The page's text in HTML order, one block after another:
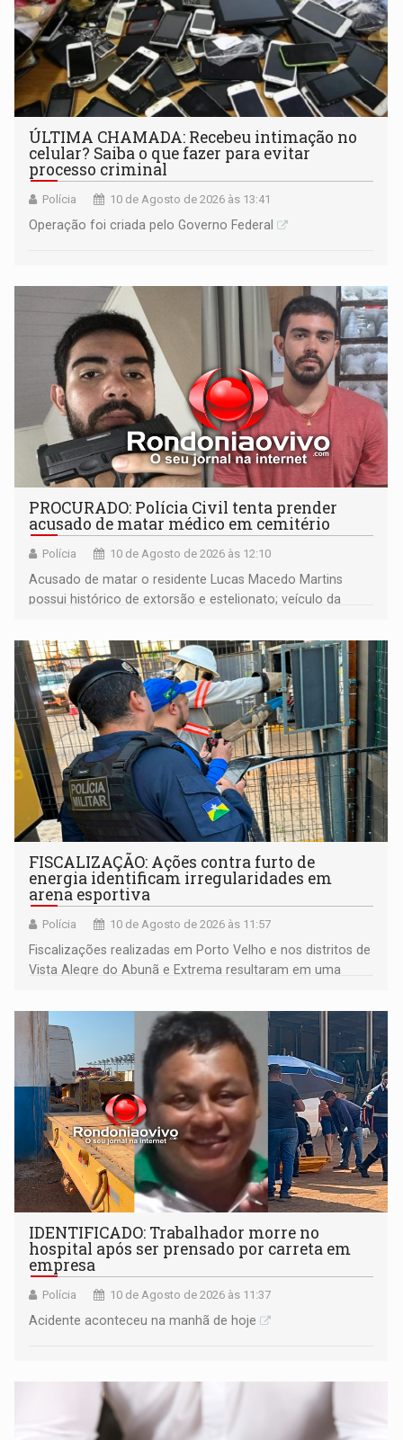
ÚLTIMA CHAMADA: Recebeu intimação no
celular? Saiba o que fazer para evitar
processo criminal
Polícia 10 de Agosto de 2026 às 13:41
Operação foi criada pelo Governo Federal
PROCURADO: Polícia Civil tenta prender
acusado de matar médico em cemitério
Polícia 10 de Agosto de 2026 às 12:10
Acusado de matar o residente Lucas Macedo Martins
possui histórico de extorsão e estelionato; veículo da
FISCALIZAÇÃO: Ações contra furto de
energia identificam irregularidades em
arena esportiva
Polícia 10 de Agosto de 2026 às 11:57
Fiscalizações realizadas em Porto Velho e nos distritos de
Vista Alegre do Abunã e Extrema resultaram em uma
com fornecimento irregular
IDENTIFICADO: Trabalhador morre no
hospital após ser prensado por carreta em
empresa
Polícia 10 de Agosto de 2026 às 11:37
Acidente aconteceu na manhã de hoje